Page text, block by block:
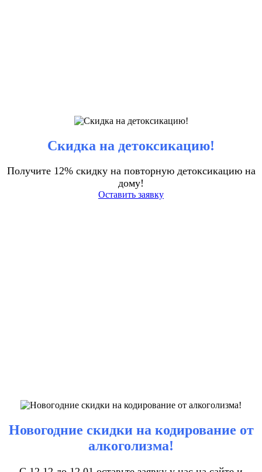
Скидка на детоксикацию!
Получите 12% скидку на повторную детоксикацию на
дому!
Оставить заявку
Новогодние скидки на кодирование от
алкоголизма!